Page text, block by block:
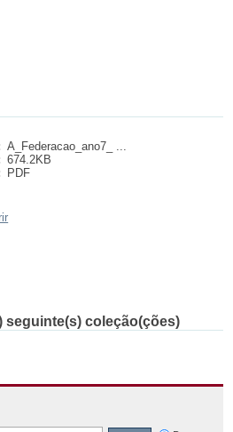
A_Federacao_ano7_ ...
674.2KB
PDF
seguinte(s) coleção(ções)